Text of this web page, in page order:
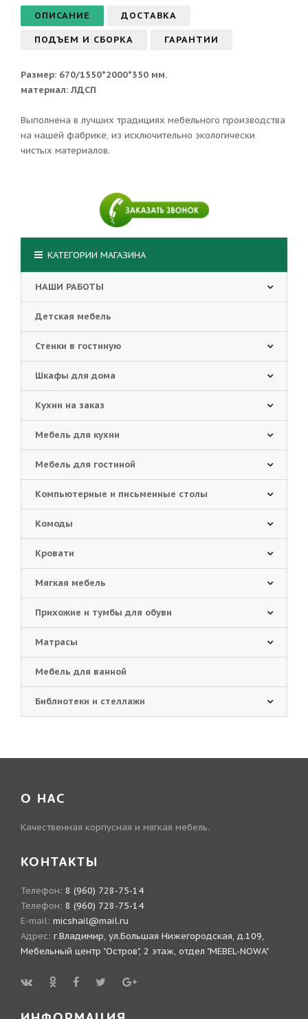
ОПИСАНИЕ ДОСТАВКА
ПОДЪЕМ И СБОРКА ГАРАНТИИ
Размер: 670/1550*2000*350 мм.
материал: ЛДСП
Выполнена в лучших традициях мебельного производства
на нашей фабрике, из исключительно экологически
чистых материалов.
КАТЕГОРИИ МАГАЗИНА
НАШИ РАБОТЫ
Детская мебель
Стенки в гостиную
Шкафы для дома
Кухни на заказ
Мебель для кухни
Мебель для гостиной
Компьютерные и письменные столы
Комоды
Кровати
Мягкая мебель
Прихожие и тумбы для обуви
Матрасы
Мебель для ванной
Библиотеки и стеллажи
О НАС
Качественная корпусная и мягкая мебель.
КОНТАКТЫ
Телефон: 8 (960) 728-75-14
Телефон: 8 (960) 728-75-14
E-mail: micshail@mail.ru
Адрес: г.Владимир, ул.Большая Нижегородская, д.109,
Мебельный центр "Остров", 2 этаж, отдел "MEBEL-NOWA"